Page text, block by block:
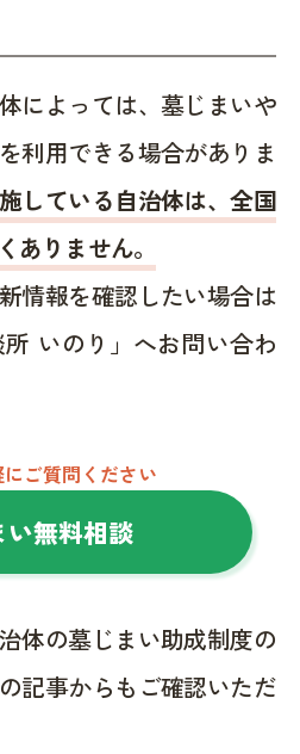
によっては、墓じまいや
利用できる場合がありま
している自治体は、全国
ありません。
情報を確認したい場合は
所 いのり」へお問い合わ
ご質問ください
い無料相談
体の墓じまい助成制度の
記事からもご確認いただ